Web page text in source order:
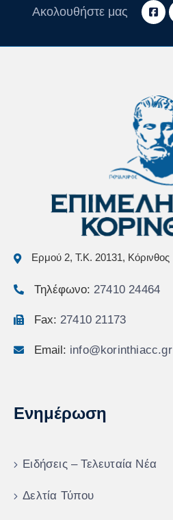
Ακολουθήστε μας
Ερμού 2, Τ.Κ. 20131, Κόρινθος
Τηλέφωνο: 27410 24464
Fax: 27410 21173
Email: info@korinthiacc.gr
Ενημέρωση
Ειδήσεις – Τελευταία Νέα
Δελτία Τύπου